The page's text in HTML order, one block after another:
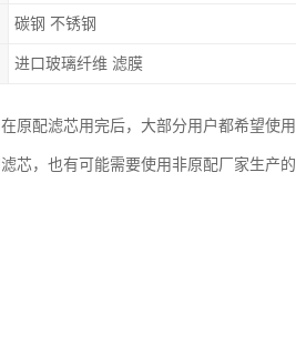
碳钢 不锈钢
进口玻璃纤维 滤膜
原配滤芯用完后，大部分用户都希望使用
芯，也有可能需要使用非原配厂家生产的